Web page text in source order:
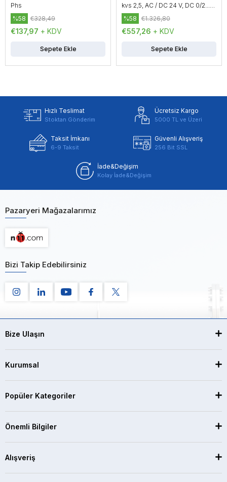
Phs
€137,97 + KDV
%58 €328,49
Sepete Ekle
kvs 2,5, AC / DC 24 V, DC 0/2...10
V / 0/4...20 mA
€557,26 + KDV
%58 €1.326,80
Sepete Ekle
Hızlı Teslimat
Stoktan Gönderim
Ücretsiz Kargo
5000 TL ve Üzeri
Taksit İmkanı
6-9 Taksit
Güvenli Alışveriş
256 Bit SSL
İade&Değişim
Kolay İade&Değişim
Pazaryeri Mağazalarımız
Bizi Takip Edebilirsiniz
Bize Ulaşın
Kurumsal
Popüler Kategoriler
Önemli Bilgiler
Alışveriş